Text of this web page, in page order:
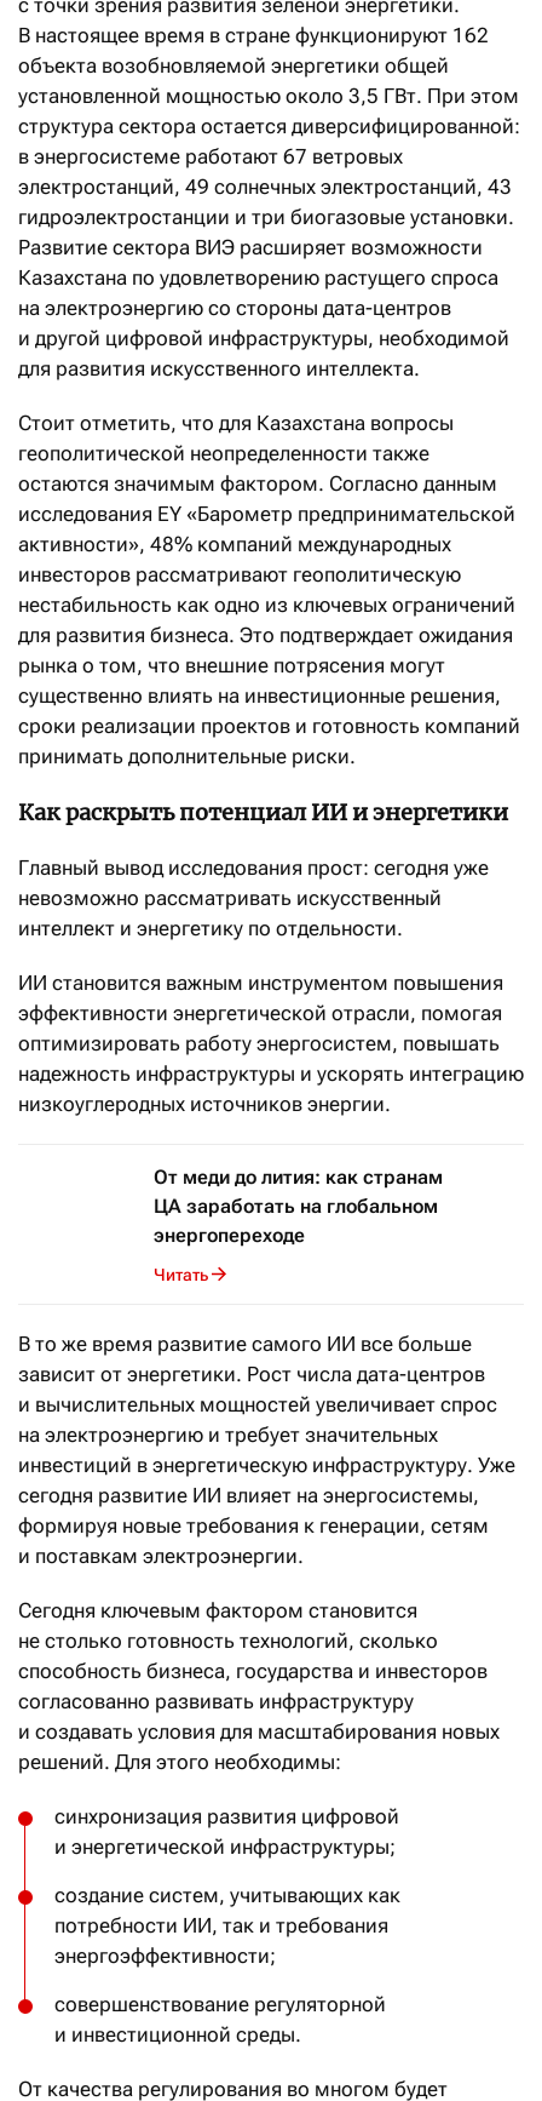
с точки зрения развития зеленой энергетики.
В настоящее время в стране функционируют 162
объекта возобновляемой энергетики общей
установленной мощностью около 3,5 ГВт. При этом
структура сектора остается диверсифицированной:
в энергосистеме работают 67 ветровых
электростанций, 49 солнечных электростанций, 43
гидроэлектростанции и три биогазовые установки.
Развитие сектора ВИЭ расширяет возможности
Казахстана по удовлетворению растущего спроса
на электроэнергию со стороны дата-центров
и другой цифровой инфраструктуры, необходимой
для развития искусственного интеллекта.
Стоит отметить, что для Казахстана вопросы
геополитической неопределенности также
остаются значимым фактором. Согласно данным
исследования EY «Барометр предпринимательской
активности», 48% компаний международных
инвесторов рассматривают геополитическую
нестабильность как одно из ключевых ограничений
для развития бизнеса. Это подтверждает ожидания
рынка о том, что внешние потрясения могут
существенно влиять на инвестиционные решения,
сроки реализации проектов и готовность компаний
принимать дополнительные риски.
Как раскрыть потенциал ИИ и энергетики
Главный вывод исследования прост: сегодня уже
невозможно рассматривать искусственный
интеллект и энергетику по отдельности.
ИИ становится важным инструментом повышения
эффективности энергетической отрасли, помогая
оптимизировать работу энергосистем, повышать
надежность инфраструктуры и ускорять интеграцию
низкоуглеродных источников энергии.
От меди до лития: как странам
ЦА заработать на глобальном
энергопереходе
Читать
В то же время развитие самого ИИ все больше
зависит от энергетики. Рост числа дата-центров
и вычислительных мощностей увеличивает спрос
на электроэнергию и требует значительных
инвестиций в энергетическую инфраструктуру. Уже
сегодня развитие ИИ влияет на энергосистемы,
формируя новые требования к генерации, сетям
и поставкам электроэнергии.
Сегодня ключевым фактором становится
не столько готовность технологий, сколько
способность бизнеса, государства и инвесторов
согласованно развивать инфраструктуру
и создавать условия для масштабирования новых
решений. Для этого необходимы:
синхронизация развития цифровой
и энергетической инфраструктуры;
создание систем, учитывающих как
потребности ИИ, так и требования
энергоэффективности;
совершенствование регуляторной
и инвестиционной среды.
От качества регулирования во многом будет